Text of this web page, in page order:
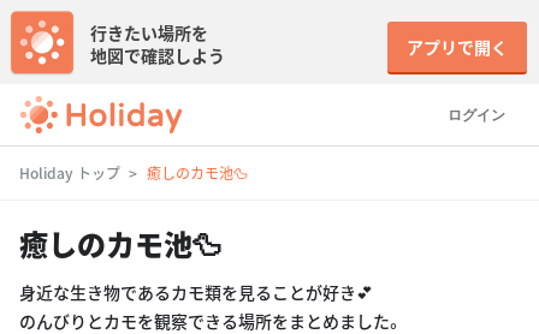
ログイン
行きたい場所を
地図で確認しよう
アプリで開く
Holiday トップ 癒しのカモ池🦆
癒しのカモ池🦆
身近な生き物であるカモ類を見ることが好き💕
のんびりとカモを観察できる場所をまとめました。